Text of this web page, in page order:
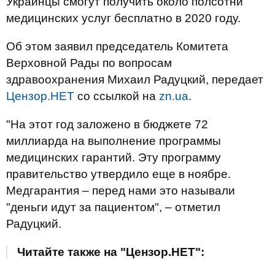
медицинских услуг бесплатно в 2020 году.
Об этом заявил председатель Комитета
Верховной Рады по вопросам
здравоохранения Михаил Радуцкий, передает
Цензор.НЕТ со ссылкой на zn.ua.
"На этот год заложено в бюджете 72
миллиарда на выполнение программы
медицинских гарантий. Эту программу
правительство утвердило еще в ноябре.
Медгарантия – перед нами это называли
"деньги идут за пациентом", – отметил
Радуцкий.
Читайте также на "Цензор.НЕТ":